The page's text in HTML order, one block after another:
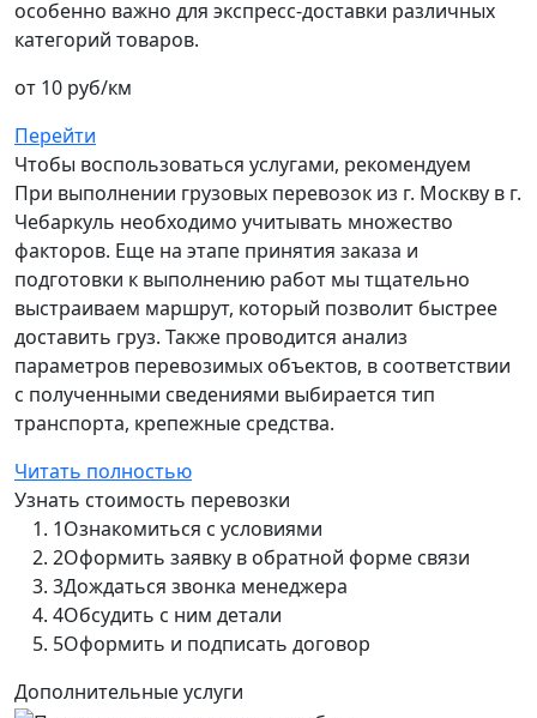
особенно важно для экспресс-доставки различных
категорий товаров.
от 10 руб/км
Перейти
Чтобы воспользоваться услугами, рекомендуем
При выполнении грузовых перевозок из г. Москву в г.
Чебаркуль необходимо учитывать множество
факторов. Еще на этапе принятия заказа и
подготовки к выполнению работ мы тщательно
выстраиваем маршрут, который позволит быстрее
доставить груз. Также проводится анализ
параметров перевозимых объектов, в соответствии
с полученными сведениями выбирается тип
транспорта, крепежные средства.
Читать полностью
Узнать стоимость перевозки
1Ознакомиться с условиями
2Оформить заявку в обратной форме связи
3Дождаться звонка менеджера
4Обсудить с ним детали
5Оформить и подписать договор
Дополнительные услуги